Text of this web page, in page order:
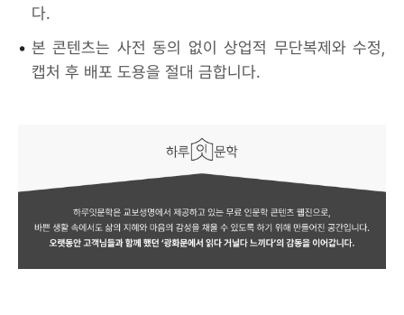
다.
• 본 콘텐츠는 사전 동의 없이 상업적 무단복제와 수정,
캡처 후 배포 도용을 절대 금합니다.